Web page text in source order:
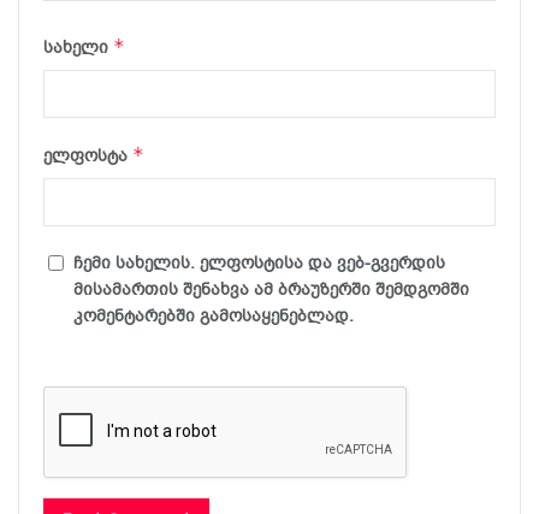
სახელი *
ელფოსტა *
ჩემი სახელის. ელფოსტისა და ვებ-გვერდის
მისამართის შენახვა ამ ბრაუზერში შემდგომში
კომენტარებში გამოსაყენებლად.